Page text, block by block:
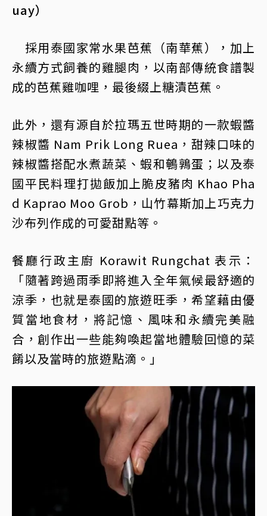
uay）
採用泰國家常水果芭蕉（南華蕉），加上
永續方式飼養的雞腿肉，以南部傳統食譜製
成的芭蕉雞咖哩，最後綴上糖漬芭蕉。
此外，還有源自於拉瑪五世時期的一款蝦醬
辣椒醬 Nam Prik Long Ruea，甜辣口味的
辣椒醬搭配水煮蔬菜、蝦和鵪鶉蛋；以及泰
國平民料理打拋飯加上脆皮豬肉 Khao Pha
d Kaprao Moo Grob，山竹幕斯加上巧克力
沙布列作成的可愛甜點等。
餐廳行政主廚 Korawit Rungchat 表示：
「隨著跨過雨季即將進入全年氣候最舒適的
涼季，也就是泰國的旅遊旺季，希望藉由優
質當地食材，將記憶、風味和永續完美融
合，創作出一些能夠喚起當地體驗回憶的菜
餚以及當時的旅遊點滴。」